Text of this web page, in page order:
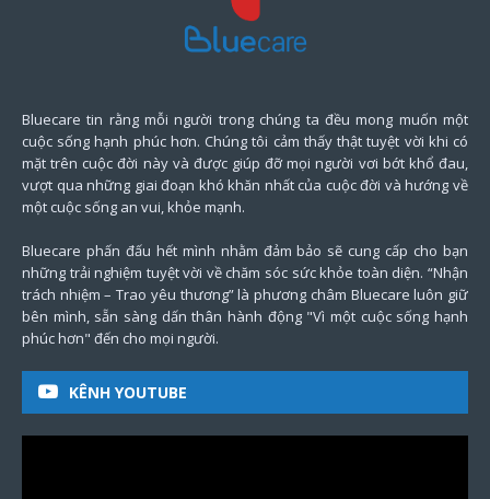
Bluecare tin rằng mỗi người trong chúng ta đều mong muốn một
cuộc sống hạnh phúc hơn. Chúng tôi cảm thấy thật tuyệt vời khi có
mặt trên cuộc đời này và được giúp đỡ mọi người vơi bớt khổ đau,
vượt qua những giai đoạn khó khăn nhất của cuộc đời và hướng về
một cuộc sống an vui, khỏe mạnh.
Bluecare phấn đấu hết mình nhằm đảm bảo sẽ cung cấp cho bạn
những trải nghiệm tuyệt vời về chăm sóc sức khỏe toàn diện. “Nhận
trách nhiệm – Trao yêu thương” là phương châm Bluecare luôn giữ
bên mình, sẵn sàng dấn thân hành động "Vì một cuộc sống hạnh
phúc hơn" đến cho mọi người.
KÊNH YOUTUBE